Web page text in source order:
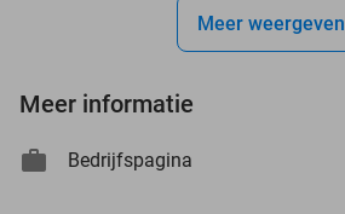
Meer weergeven
Meer informatie
Bedrijfspagina